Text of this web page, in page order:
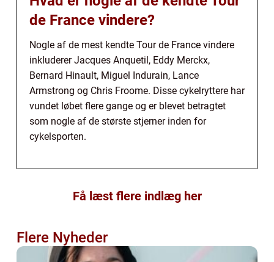
de France vindere?
Nogle af de mest kendte Tour de France vindere
inkluderer Jacques Anquetil, Eddy Merckx,
Bernard Hinault, Miguel Indurain, Lance
Armstrong og Chris Froome. Disse cykelryttere har
vundet løbet flere gange og er blevet betragtet
som nogle af de største stjerner inden for
cykelsporten.
Få læst flere indlæg her
Flere Nyheder